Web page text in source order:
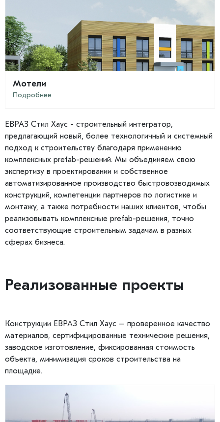
Мотели
Подробнее
ЕВРАЗ Стил Хаус - строительный интегратор,
предлагающий новый, более технологичный и системный
подход к строительству благодаря применению
комплексных prefab-решений. Мы объединяем свою
экспертизу в проектировании и собственное
автоматизированное производство быстровозводимых
конструкций, компетенции партнеров по логистике и
монтажу, а также потребности наших клиентов, чтобы
реализовывать комплексные prefab-решения, точно
соответствующие строительным задачам в разных
сферах бизнеса.
Реализованные проекты
Конструкции ЕВРАЗ Стил Хаус – проверенное качество
материалов, сертифицированные технические решения,
заводское изготовление, фиксированная стоимость
объекта, минимизация сроков строительства на
площадке.